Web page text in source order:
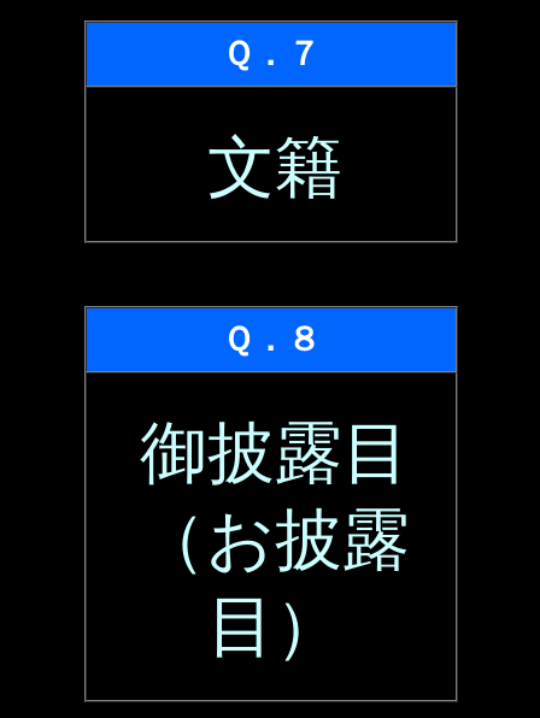
Ｑ．７
文籍
Ｑ．８
御披露目
（お披露
目）